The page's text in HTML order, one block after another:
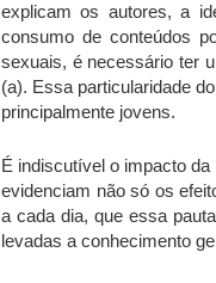
explicam os autores, a
consumo de conteúdos
sexuais, é necessário ter
(a). Essa particularidade
principalmente jovens.
É indiscutível o impacto
evidenciam não só os
a cada dia, que essa
levadas a conhecimento